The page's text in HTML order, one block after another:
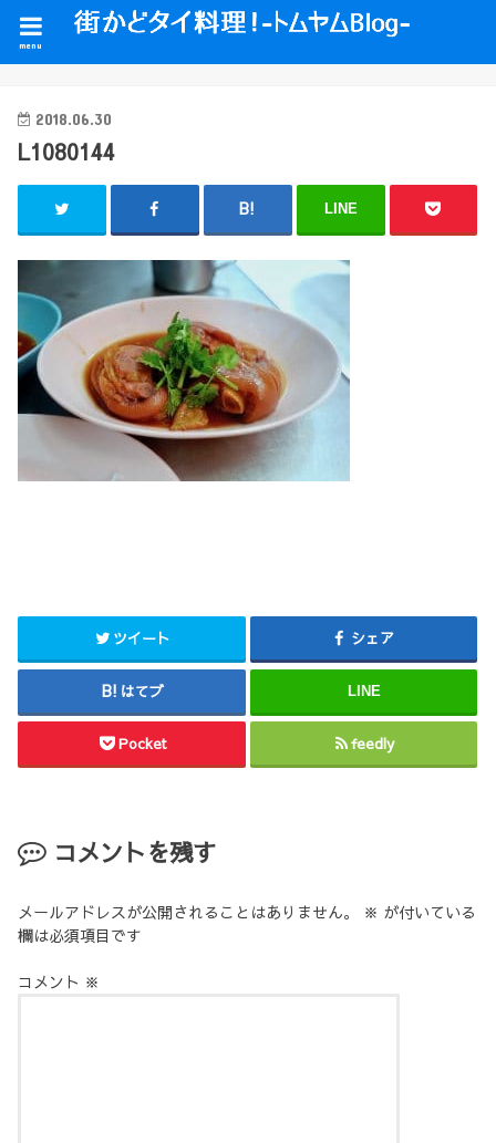
menu
2018.06.30
L1080144
LINE
ツイート シェア
はてブ LINE
Pocket feedly
コメントを残す
メールアドレスが公開されることはありません。 ※ が付いている
欄は必須項目です
コメント ※